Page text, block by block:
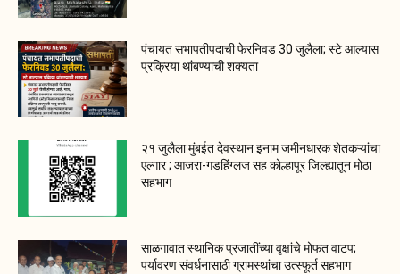
पंचायत सभापतीपदाची फेरनिवड 30 जुलैला; स्टे आल्यास
प्रक्रिया थांबण्याची शक्यता
२१ जुलैला मुंबईत देवस्थान इनाम जमीनधारक शेतकऱ्यांचा
एल्गार ; आजरा-गडहिंग्लज सह कोल्हापूर जिल्ह्यातून मोठा
सहभाग
साळगावात स्थानिक प्रजातींच्या वृक्षांचे मोफत वाटप;
पर्यावरण संवर्धनासाठी ग्रामस्थांचा उत्स्फूर्त सहभाग